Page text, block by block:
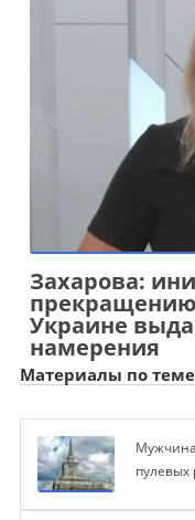
Захарова:
Украине
намерения
Материалы по теме